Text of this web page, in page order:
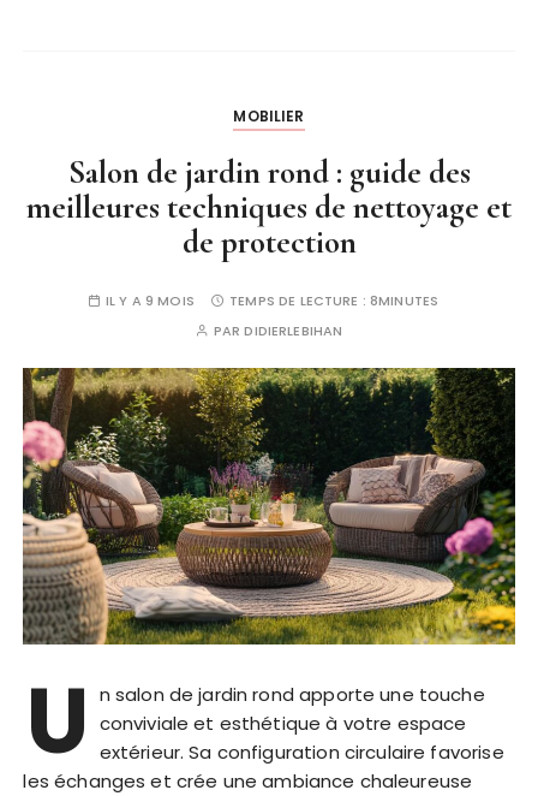
MOBILIER
Salon de jardin rond : guide des
meilleures techniques de nettoyage et
de protection
IL Y A 9 MOIS TEMPS DE LECTURE :8MINUTES
PARDIDIERLEBIHAN
U
n salon de jardin rond apporte une touche
conviviale et esthétique à votre espace
extérieur. Sa configuration circulaire favorise
les échanges et crée une ambiance chaleureuse